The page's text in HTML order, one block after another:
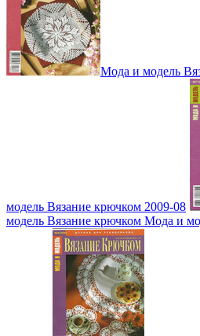
Мода и модель
модель Вязание крючком 2009-08
модель Вязание крючком Мода и